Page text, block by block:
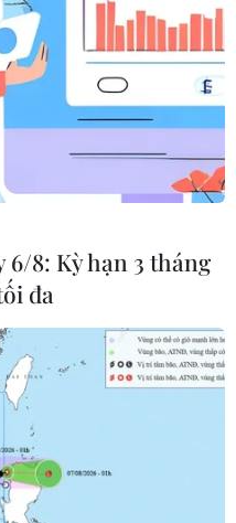
#Nhập khẩu
#Biến động tỷ giá
Hungary
6/8: Kỳ hạn 3 tháng
đa